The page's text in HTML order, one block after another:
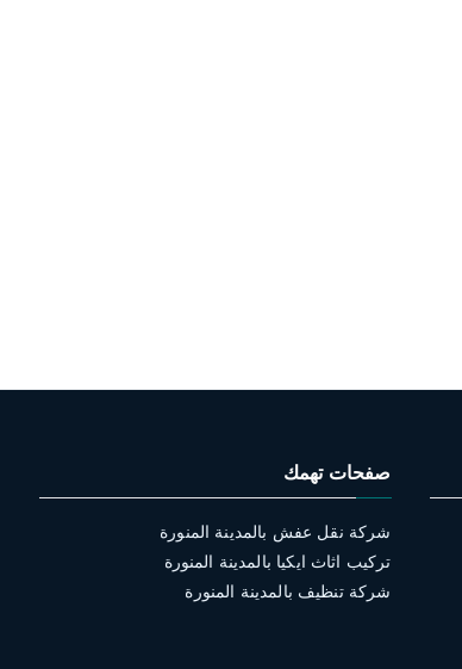
صفحات تهمك
شركة نقل عفش بالمدينة المنورة
تركيب اثاث ايكيا بالمدينة المنورة
شركة تنظيف بالمدينة المنورة